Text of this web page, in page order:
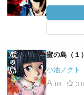
蜜の島（１
小池ノクト
84